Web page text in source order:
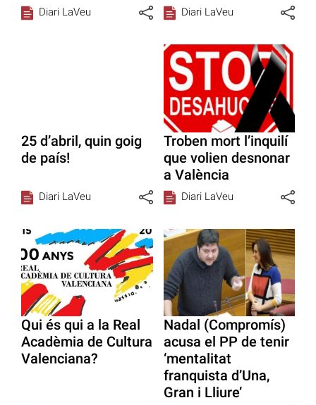
Diari LaVeu Diari LaVeu
25 d’abril, quin goig
de país!
Diari LaVeu
Troben mort l’inquilí
que volien desnonar
a València
Diari LaVeu
Qui és qui a la Real
Acadèmia de Cultura
Valenciana?
Nadal (Compromís)
acusa el PP de tenir
‘mentalitat
franquista d’Una,
Gran i Lliure’